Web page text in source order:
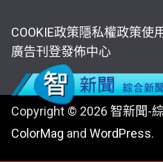
COOKIE政策隱私權政策使
廣告刊登發佈中心
Copyright © 2026 智新聞-
ColorMag and WordPress.